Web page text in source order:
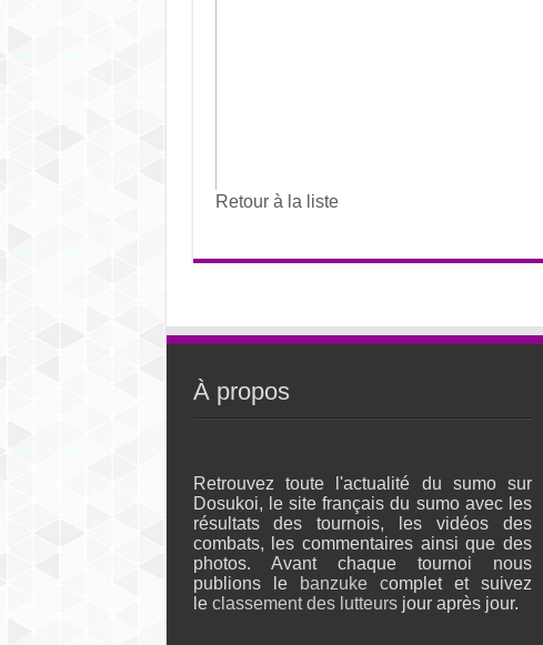
Retour à la liste
À propos
Retrouvez toute l'actualité du sumo sur
Dosukoi, le site français du sumo avec les
résultats des tournois, les vidéos des
combats, les commentaires ainsi que des
photos. Avant chaque tournoi nous
publions le
banzuke complet et suivez
le classement des lutteursjour après jour.